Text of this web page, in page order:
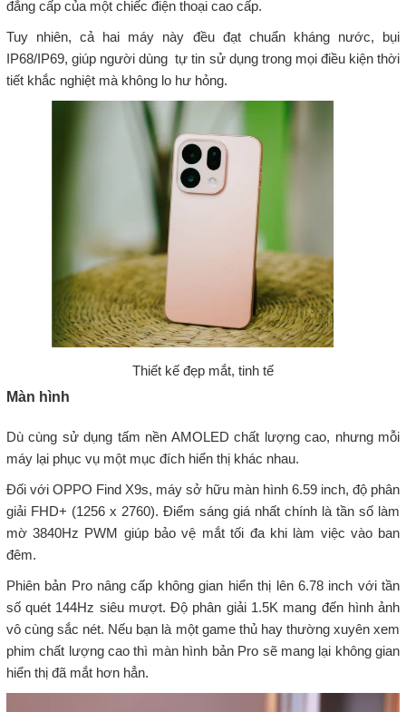
đẳng cấp của một chiếc điện thoại cao cấp.
Tuy nhiên, cả hai máy này đều đạt chuẩn kháng nước, bụi
IP68/IP69, giúp người dùng tự tin sử dụng trong mọi điều kiện thời
tiết khắc nghiệt mà không lo hư hỏng.
Thiết kế đẹp mắt, tinh tế
Màn hình
Dù cùng sử dụng tấm nền AMOLED chất lượng cao, nhưng mỗi
máy lại phục vụ một mục đích hiển thị khác nhau.
Đối với OPPO Find X9s, máy sở hữu màn hình 6.59 inch, độ phân
giải FHD+ (1256 x 2760). Điểm sáng giá nhất chính là tần số làm
mờ 3840Hz PWM giúp bảo vệ mắt tối đa khi làm việc vào ban
đêm.
Phiên bản Pro nâng cấp không gian hiển thị lên 6.78 inch với tần
số quét 144Hz siêu mượt. Độ phân giải 1.5K mang đến hình ảnh
vô cùng sắc nét. Nếu bạn là một game thủ hay thường xuyên xem
phim chất lượng cao thì màn hình bản Pro sẽ mang lại không gian
hiển thị đã mắt hơn hẳn.